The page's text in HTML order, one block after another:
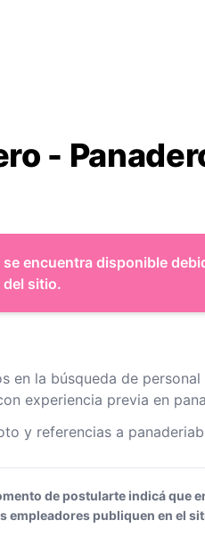
-
se encuentra disponible
sitio.
en la búsqueda de
experiencia previa en
y referencias a
de postularte indicá que
empleadores publiquen en el